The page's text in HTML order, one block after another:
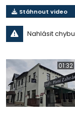
Stáhnout video
Nahlásit chybu
01:32